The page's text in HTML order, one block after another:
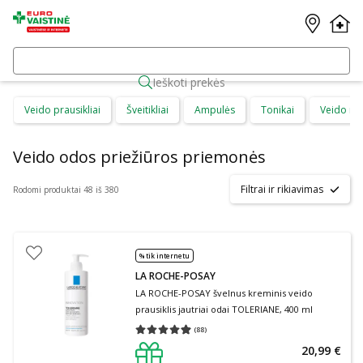
Ieškoti prekės
Veido prausikliai Šveitikliai Ampulės Tonikai Veido
Veido odos priežiūros priemonės
Rodomi produktai 48 iš 380 Filtrai ir rikiavimas
% tik internetu
LA ROCHE-POSAY
LA ROCHE-POSAY švelnus kreminis veido
prausiklis jautriai odai TOLERIANE, 400 ml
(88)
Vidutinis įvertinimas 4.91
20,99 €